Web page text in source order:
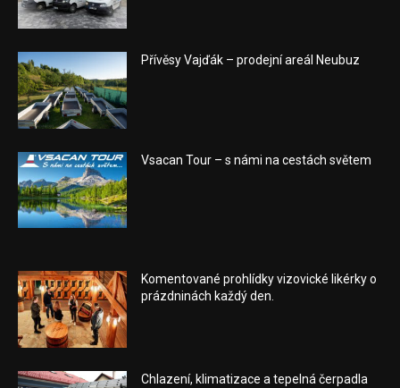
Přívěsy Vajďák – prodejní areál Neubuz
Vsacan Tour – s námi na cestách světem
Komentované prohlídky vizovické likérky o
prázdninách každý den.
Chlazení, klimatizace a tepelná čerpadla